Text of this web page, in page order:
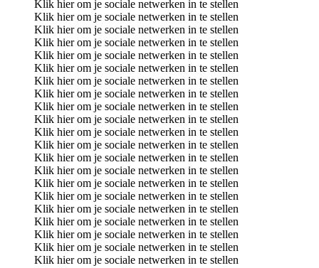
Klik hier om je sociale netwerken in te stellen
Klik hier om je sociale netwerken in te stellen
Klik hier om je sociale netwerken in te stellen
Klik hier om je sociale netwerken in te stellen
Klik hier om je sociale netwerken in te stellen
Klik hier om je sociale netwerken in te stellen
Klik hier om je sociale netwerken in te stellen
Klik hier om je sociale netwerken in te stellen
Klik hier om je sociale netwerken in te stellen
Klik hier om je sociale netwerken in te stellen
Klik hier om je sociale netwerken in te stellen
Klik hier om je sociale netwerken in te stellen
Klik hier om je sociale netwerken in te stellen
Klik hier om je sociale netwerken in te stellen
Klik hier om je sociale netwerken in te stellen
Klik hier om je sociale netwerken in te stellen
Klik hier om je sociale netwerken in te stellen
Klik hier om je sociale netwerken in te stellen
Klik hier om je sociale netwerken in te stellen
Klik hier om je sociale netwerken in te stellen
Klik hier om je sociale netwerken in te stellen